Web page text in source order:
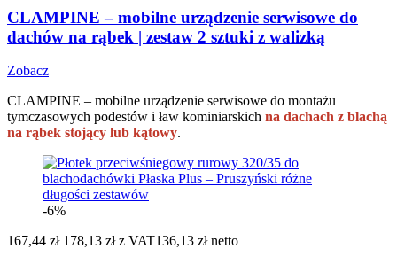
CLAMPINE – mobilne urządzenie serwisowe do
dachów na rąbek | zestaw 2 sztuki z walizką
Zobacz
CLAMPINE – mobilne urządzenie serwisowe do montażu
tymczasowych podestów i ław kominiarskich na dachach z blachą
na rąbek stojący lub kątowy.
-6%
167,44 zł 178,13 zł z VAT136,13 zł netto